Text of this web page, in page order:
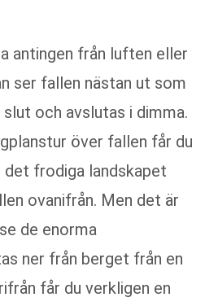
antingen från luften eller
ser fallen nästan ut som
och avslutas i dimma.
över fallen får du
frodiga landskapet
ovanifrån. Men det är
de enorma
ner från berget från en
får du verkligen en